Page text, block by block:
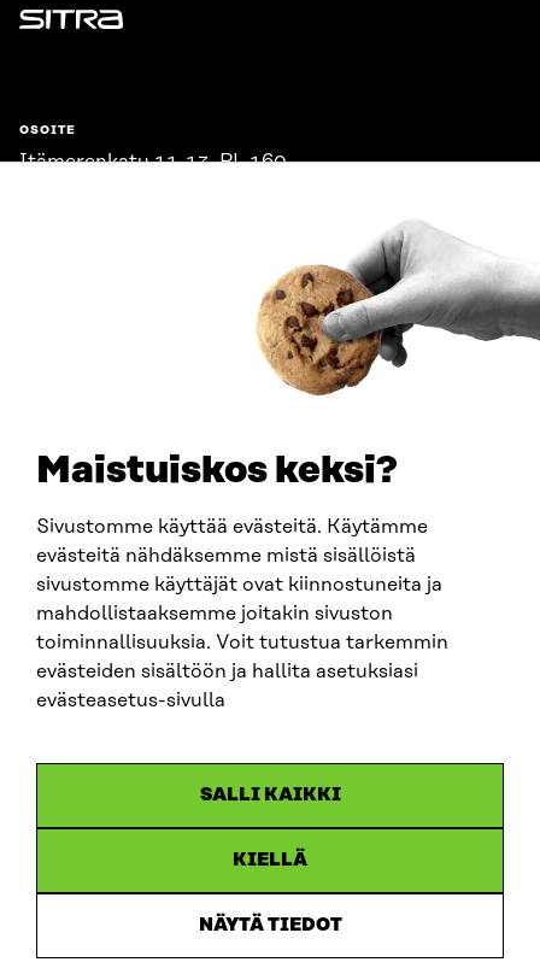
Maistuiskos keksi?
Sivustomme käyttää evästeitä. Käytämme
evästeitä nähdäksemme mistä sisällöistä
sivustomme käyttäjät ovat kiinnostuneita ja
mahdollistaaksemme joitakin sivuston
toiminnallisuuksia. Voit tutustua tarkemmin
evästeiden sisältöön ja hallita asetuksiasi
evästeasetus-sivulla
SALLI KAIKKI
KIELLÄ
NÄYTÄ TIEDOT
Sitra
OSOITE
Itämerenkatu 11-13, PL 160,
SITRA SOSIAALISESSA MEDIASSA
LinkedIn
Instagram
YouTube
Saavutettavuusseloste
Asiakirjajulkisuus